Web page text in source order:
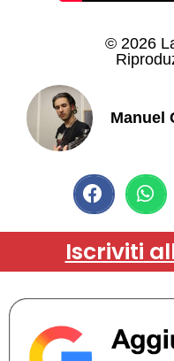
© 2026
Manuel
Iscriviti